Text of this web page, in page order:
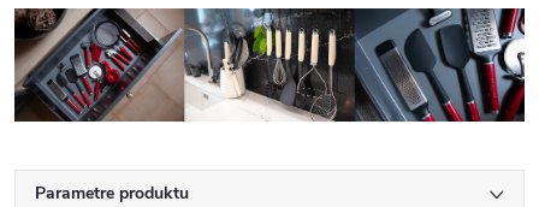
Parametre produktu